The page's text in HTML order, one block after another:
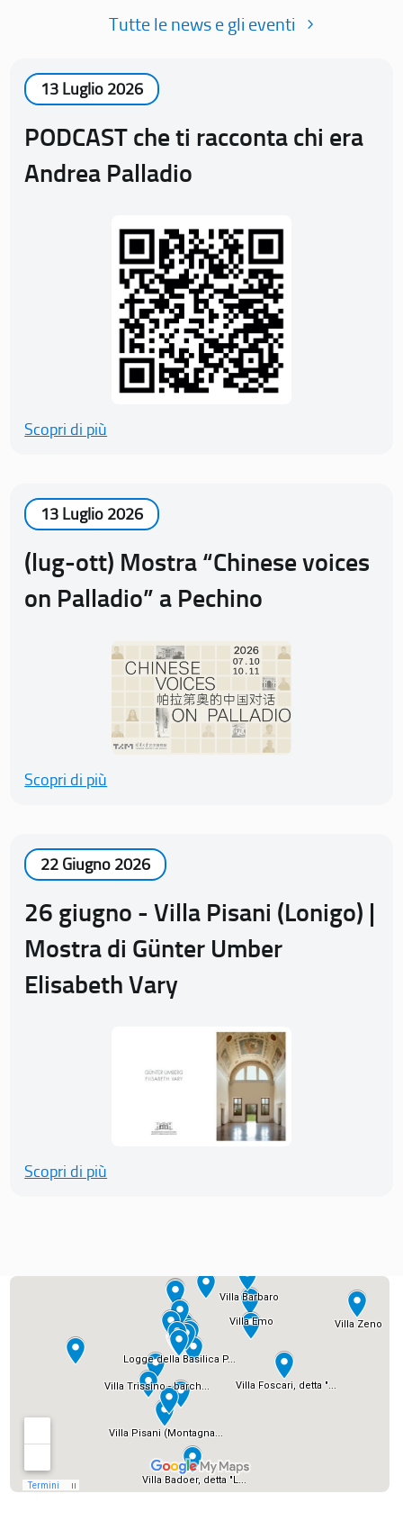
Tutte le news e gli eventi
13 Luglio 2026
PODCAST che ti racconta chi era
Andrea Palladio
Scopri di più
13 Luglio 2026
(lug-ott) Mostra “Chinese voices
on Palladio” a Pechino
Scopri di più
22 Giugno 2026
26 giugno - Villa Pisani (Lonigo) |
Mostra di Günter Umber
Elisabeth Vary
Scopri di più